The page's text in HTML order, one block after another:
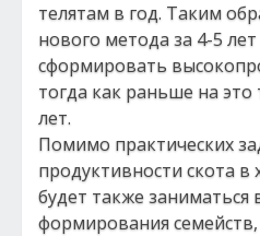
телятам в год. Таким
нового метода за 4-5
сформировать
тогда как раньше на это
лет.
Помимо практических
продуктивности скота в
будет также заниматься
формирования семейств,